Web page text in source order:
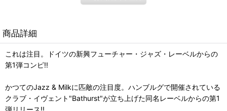
商品詳細
これは注目。ドイツの新興フューチャー・ジャズ・レーベルからの
第1弾コンピ!!
かつてのJazz & Milkに匹敵の注目度。ハンブルグで開催されている
クラブ・イヴェント"Bathurst"が立ち上げた同名レーベルからの第1
弾リリース!!